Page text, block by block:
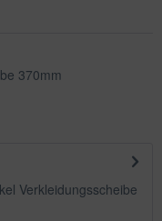
370mm
Verkleidungsscheibe